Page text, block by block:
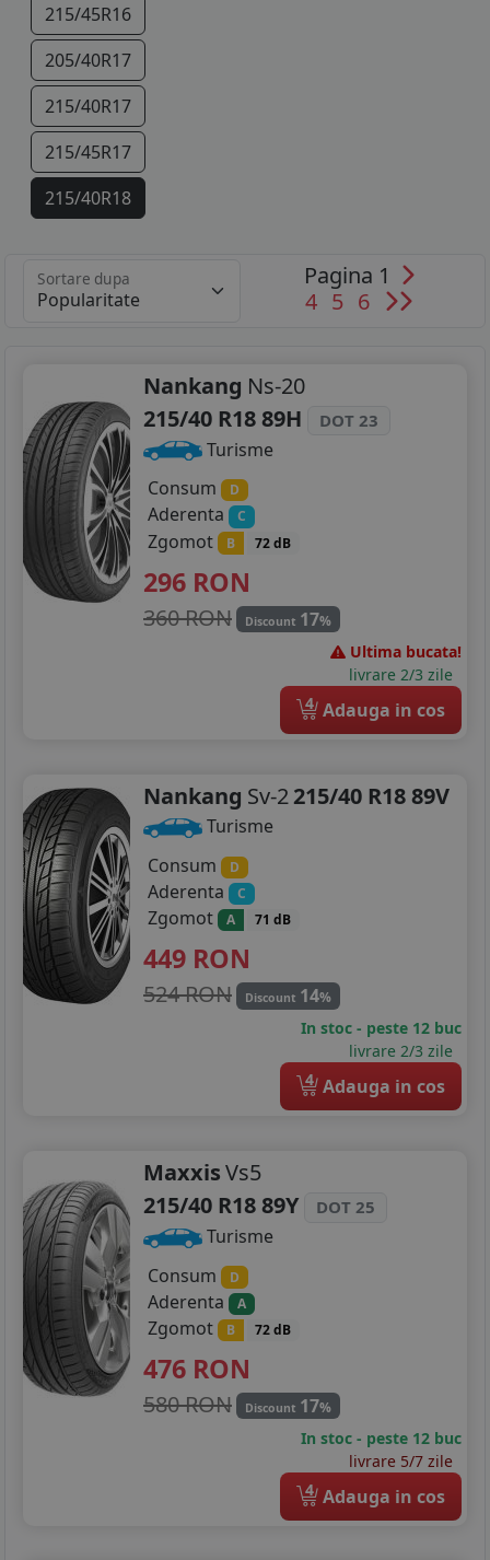
215/45R16
205/40R17
215/40R17
215/45R17
215/40R18
Sortare dupa
Pagina 1
4 5 6
Nankang Ns-20
215/40 R18 89H
DOT 23
Turisme
Consum
D
Aderenta C
Zgomot B 72 dB
296 RON
360 RON Discount 17%
Ultima bucata!
livrare 2/3 zile
4 Adauga in cos
Nankang Sv-2215/40 R18 89V
Turisme
Consum
D
Aderenta C
Zgomot A 71 dB
449 RON
524 RON Discount 14%
In stoc - peste 12 buc
livrare 2/3 zile
4 Adauga in cos
MaxxisVs5
215/40 R18 89Y
DOT 25
Turisme
Consum
D
Aderenta A
Zgomot B 72 dB
476 RON
580 RON Discount 17%
In stoc - peste 12 buc
livrare 5/7 zile
4 Adauga in cos